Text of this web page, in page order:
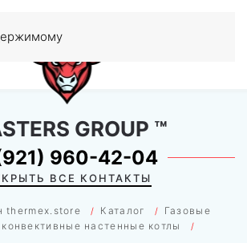
thermex.store Каталог
Газовые
настенные котлы
GROUP ™
960-42-04
ВСЕ КОНТАКТЫ